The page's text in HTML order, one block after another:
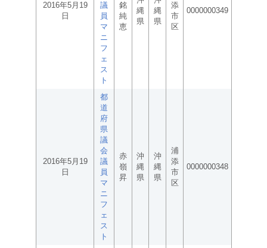
2016年5月19
日
議
員
マ
ニ
フ
ェ
ス
ト
銘
純
恵
縄
県
縄
県
添
市
区
0000000349
2016年5月19
日
都
道
府
県
議
会
議
員
マ
ニ
フ
ェ
ス
ト
赤
嶺
昇
沖
縄
県
沖
縄
県
浦
添
市
区
0000000348